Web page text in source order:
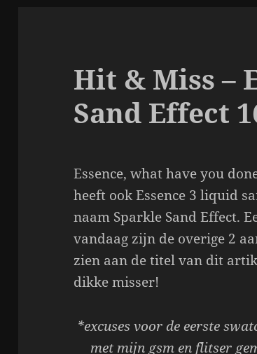
Hit & Miss –
Sand Effect
Essence, what have you
heeft ook Essence 3 liquid
naam Sparkle Sand Effect.
vandaag zijn de overige 2
zien aan de titel van dit
dikke misser!
*excuses voor de eerste
met mijn gsm en flitser